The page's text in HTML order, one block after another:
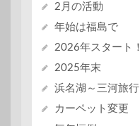
2月の活動
年始は福島で
2026年スタート！
2025年末
浜名湖～三河旅行
カーペット変更